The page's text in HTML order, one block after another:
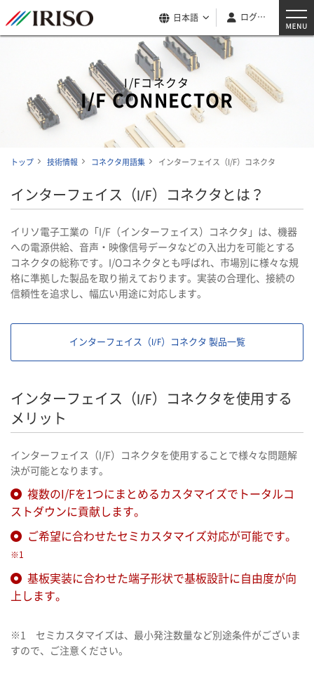
日本語 ログイン
I/Fコネクタ
I/F CONNECTOR
トップ 技術情報 コネクタ用語集 インターフェイス（I/F）コネクタ
インターフェイス（I/F）コネクタとは？
イリソ電子工業の「I/F（インターフェイス）コネクタ」は、機器
への電源供給、音声・映像信号データなどの入出力を可能とする
コネクタの総称です。I/Oコネクタとも呼ばれ、市場別に様々な規
格に準拠した製品を取り揃えております。実装の合理化、接続の
信頼性を追求し、幅広い用途に対応します。
インターフェイス（I/F）コネクタ 製品一覧
インターフェイス（I/F）コネクタを使用する
メリット
インターフェイス（I/F）コネクタを使用することで様々な問題解
決が可能となります。
複数のI/Fを1つにまとめるカスタマイズでトータルコ
ストダウンに貢献します。
ご希望に合わせたセミカスタマイズ対応が可能です。
※1
基板実装に合わせた端子形状で基板設計に自由度が向
上します。
※1 セミカスタマイズは、最小発注数量など別途条件がございま
すので、ご注意ください。